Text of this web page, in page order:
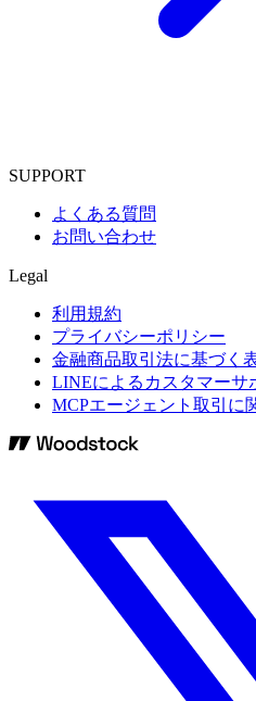
SUPPORT
よくある質問
お問い合わせ
Legal
利用規約
プライバシーポリシー
金融商品取引法に基づく
LINEによるカスタマーサ
MCPエージェント取引に